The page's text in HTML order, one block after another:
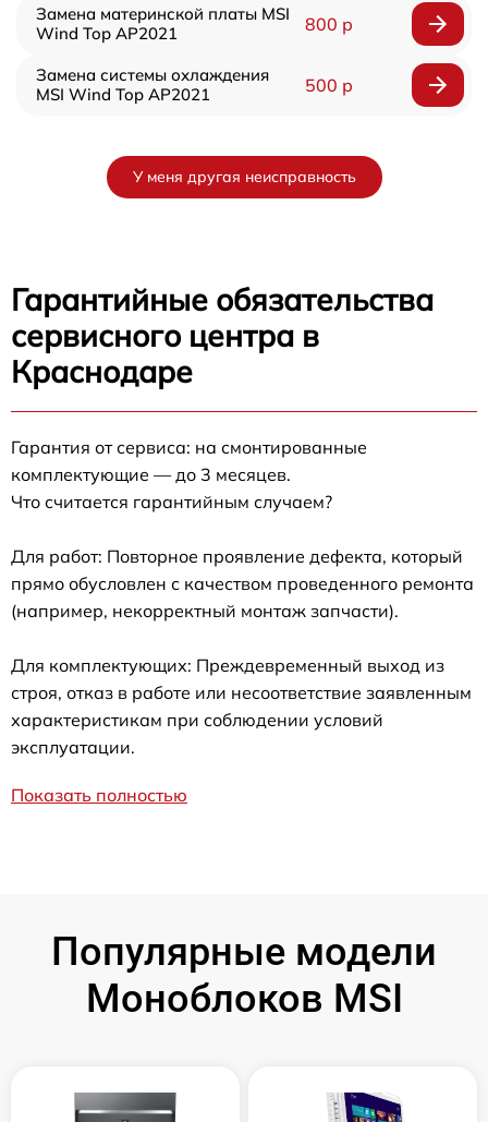
Замена материнской платы MSI
Wind Top AP2021
800 р
Замена системы охлаждения
MSI Wind Top AP2021
500 р
У меня другая неисправность
Гарантийные обязательства
сервисного центра в
Краснодаре
Гарантия от сервиса: на смонтированные
комплектующие — до 3 месяцев.
Что считается гарантийным случаем?
Для работ: Повторное проявление дефекта, который
прямо обусловлен с качеством проведенного ремонта
(например, некорректный монтаж запчасти).
Для комплектующих: Преждевременный выход из
строя, отказ в работе или несоответствие заявленным
характеристикам при соблюдении условий
эксплуатации.
Показать полностью
Популярные модели
Моноблоков MSI